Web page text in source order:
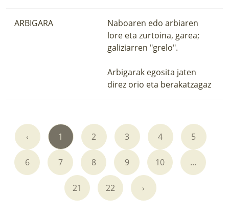
ARBIGARA
Naboaren edo arbiaren
lore eta zurtoina, garea;
galiziarren "grelo".
Arbigarak egosita jaten
direz orio eta berakatzagaz
‹ 1 2 3 4 5
6 7 8 9 10 ...
21 22 ›